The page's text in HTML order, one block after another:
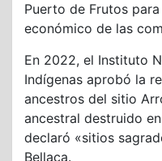
Puerto de Frutos
económico de las
En 2022, el Instituto
Indígenas aprobó la
ancestros del sitio
ancestral destruido
declaró «sitios
Bellaca.